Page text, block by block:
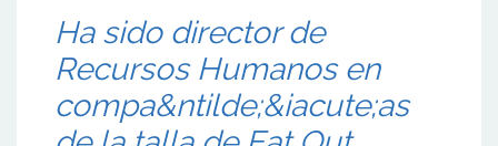
Ha sido director de
Recursos Humanos en
compa&ntilde;&iacute;as